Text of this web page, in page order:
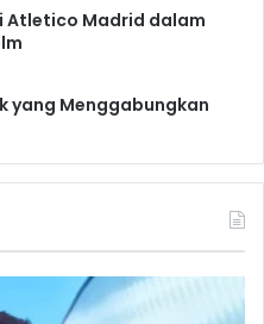
Atletico Madrid dalam
yang Menggabungkan